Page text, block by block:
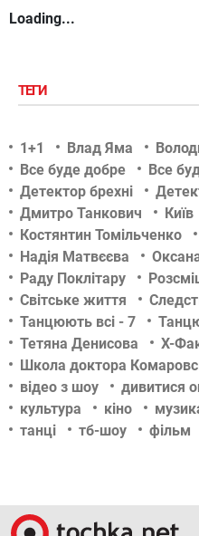
Loading...
ТЕГИ
1+1 Влад Яма
Все буде добре
Все
Детектор брехні
Дмитро Танкович
Київ
Костянтин Томільченко
Надія Матвєєва
Раду Поклітару
Світське життя
Танцюють всі - 7
Тетяна Денисова
Х-
Школа доктора
відео з шоу
дивитися
культура
кіно
танці
тб-шоу фільм